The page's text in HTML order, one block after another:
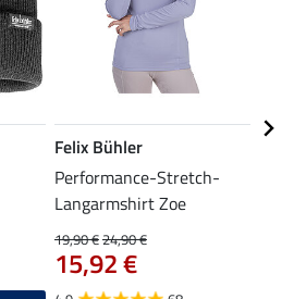
Felix Bühler
Performance-Stretch-
Langarmshirt Zoe
19,90 €24,90 €
15,92 €